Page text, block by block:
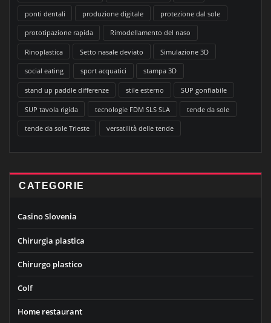
ponti dentali produzione digitale protezione dal sole
prototipazione rapida Rimodellamento del naso
Rinoplastica Setto nasale deviato Simulazione 3D
social eating sport acquatici stampa 3D
stand up paddle differenze stile esterno SUP gonfiabile
SUP tavola rigida tecnologie FDM SLS SLA tende da sole
tende da sole Trieste versatilità delle tende
CATEGORIE
Casino Slovenia
Chirurgia plastica
Chirurgo plastico
Colf
Home restaurant